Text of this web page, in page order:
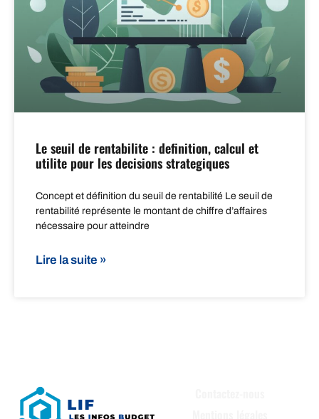
Le seuil de rentabilite : definition, calcul et
utilite pour les decisions strategiques
Concept et définition du seuil de rentabilité Le seuil de
rentabilité représente le montant de chiffre d’affaires
nécessaire pour atteindre
Lire la suite »